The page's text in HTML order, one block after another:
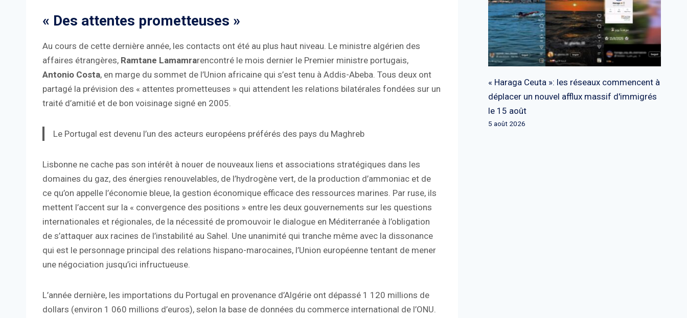
« Des attentes prometteuses »
Au cours de cette dernière année, les contacts ont été au plus haut niveau. Le ministre algérien des
affaires étrangères, Ramtane Lamamrarencontré le mois dernier le Premier ministre portugais,
Antonio Costa, en marge du sommet de l’Union africaine qui s’est tenu à Addis-Abeba. Tous deux ont
partagé la prévision des « attentes prometteuses » qui attendent les relations bilatérales fondées sur un
traité d’amitié et de bon voisinage signé en 2005.
Le Portugal est devenu l’un des acteurs européens préférés des pays du Maghreb
Lisbonne ne cache pas son intérêt à nouer de nouveaux liens et associations stratégiques dans les
domaines du gaz, des énergies renouvelables, de l’hydrogène vert, de la production d’ammoniac et de
ce qu’on appelle l’économie bleue, la gestion économique efficace des ressources marines. Par ruse, ils
mettent l’accent sur la « convergence des positions » entre les deux gouvernements sur les questions
internationales et régionales, de la nécessité de promouvoir le dialogue en Méditerranée à l’obligation
de s’attaquer aux racines de l’instabilité au Sahel. Une unanimité qui tranche même avec la dissonance
qui est le personnage principal des relations hispano-marocaines, l’Union européenne tentant de mener
une négociation jusqu’ici infructueuse.
L’année dernière, les importations du Portugal en provenance d’Algérie ont dépassé 1 120 millions de
dollars (environ 1 060 millions d’euros), selon la base de données du commerce international de l’ONU.
« Haraga Ceuta »: les réseaux commencent à
déplacer un nouvel afflux massif d'immigrés
le 15 août
5 août 2026